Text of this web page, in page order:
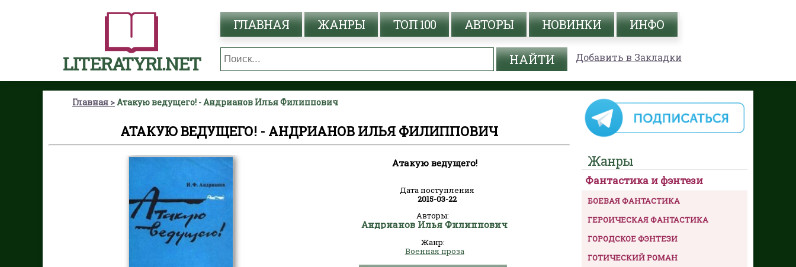
LITERATYRI.NET
ГЛАВНАЯ ЖАНРЫ ТОП 100 АВТОРЫ НОВИНКИ ИНФО
Добавить в Закладки
Главная Атакую ведущего! - Андрианов Илья Филиппович
АТАКУЮ ВЕДУЩЕГО! - АНДРИАНОВ ИЛЬЯ ФИЛИППОВИЧ
Атакую ведущего!
Дата поступления
2015-03-22
Авторы:
Андрианов Илья Филиппович
Жанр:
Военная проза
Жанры
Фантастика и фэнтези
БОЕВАЯ ФАНТАСТИКА
ГЕРОИЧЕСКАЯ ФАНТАСТИКА
ГОРОДСКОЕ ФЭНТЕЗИ
ГОТИЧЕСКИЙ РОМАН